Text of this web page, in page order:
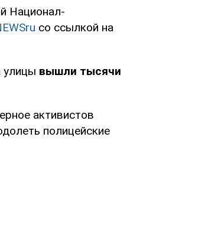
Национал-
со ссылкой на
улицы вышли тысячи
активистов
полицейские